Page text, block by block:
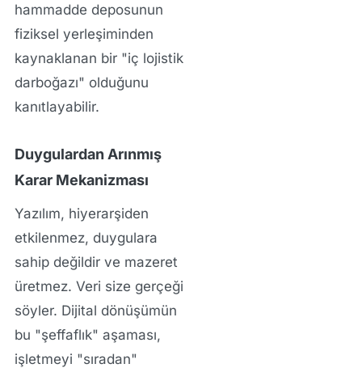
hammadde deposunun
fiziksel yerleşiminden
kaynaklanan bir "iç lojistik
darboğazı" olduğunu
kanıtlayabilir.
Duygulardan Arınmış
Karar Mekanizması
Yazılım, hiyerarşiden
etkilenmez, duygulara
sahip değildir ve mazeret
üretmez. Veri size gerçeği
söyler. Dijital dönüşümün
bu "şeffaflık" aşaması,
işletmeyi "sıradan"